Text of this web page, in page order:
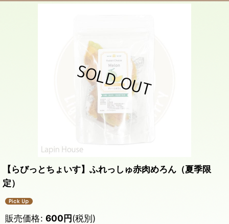
【らびっとちょいす】ふれっしゅ赤肉めろん（夏季限
定）
販売価格: 600円(税別)